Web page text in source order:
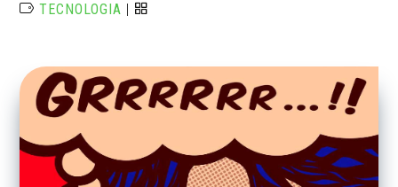
TECNOLOGIA |